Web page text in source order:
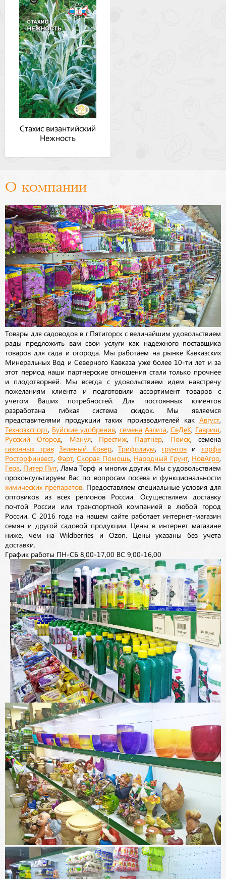
Стахис византийский
Нежность
О компании
Товары для садоводов в г.Пятигорск с величайшим удовольствием
рады предложить вам свои услуги как надежного поставщика
товаров для сада и огорода. Мы работаем на рынке Кавказских
Минеральных Вод и Северного Кавказа уже более 10-ти лет и за
этот период наши партнерские отношения стали только прочнее
и плодотворней. Мы всегда с удовольствием идем навстречу
пожеланиям клиента и подготовили ассортимент товаров с
учетом Ваших потребностей. Для постоянных клиентов
разработана гибкая система скидок. Мы являемся
представителями продукции таких производителей как Август
Техноэкспорт Буйские удобрения семена Аэлита СеДеК, Гавриш
Русский Огород Манул, Престиж Партнер Поиск, семена
газонных трав Зеленый Ковер,Трифолиум грунтовиторфа
Росторфинвест Фарт, Скорая Помощь Народный Грунт, НовАгро
Гера Питер Пит , Лама Торф и многих других. Мы с удовольствием
проконсультируем Вас по вопросам посева и функциональности
химических препаратов. Предоставляем специальные условия для
оптовиков из всех регионов России. Осуществляем доставку
почтой России или транспортной компанией в любой город
России. С 2016 года на нашем сайте работает интернет-магазин
семян и другой садовой продукции. Цены в интернет магазине
ниже, чем на Wildberries и Ozon. Цены указаны без учета
доставки.
График работы ПН-СБ 8,00-17,00 ВС 9,00-16,00